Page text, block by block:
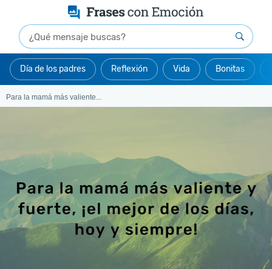
Día de los padres Reflexión Vida Bonitas
Para la mamá más valiente...